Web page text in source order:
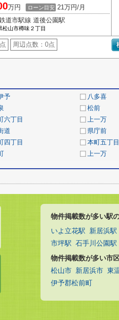
万円 ローン目安 21万円/月
道市駅線 道後公園駅
松山市樽味２丁目
周辺点数： 0点
予 八多喜
松前
六丁目 上一万
道 県庁前
四丁目 本町五丁目
上一万
物件掲載数が多い駅
いよ立花駅 新居浜駅
市坪駅 石手川公園駅
物件掲載数が多い市
松山市 新居浜市 東
伊予郡松前町